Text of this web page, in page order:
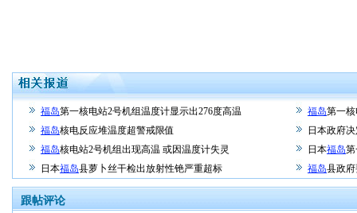
福岛第一核电站2号机组温度计显示出276度高温 福岛第一
福岛核电反应堆温度超警戒限值
日本政府
福岛核电站2号机组出现高温 或因温度计失灵 日本福岛
日本福岛县萝卜丝干检出放射性铯严重超标 福岛县政
跟帖评论